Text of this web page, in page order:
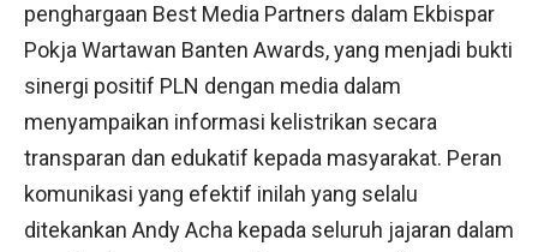
penghargaan Best Media Partners dalam Ekbispar
Pokja Wartawan Banten Awards, yang menjadi bukti
sinergi positif PLN dengan media dalam
menyampaikan informasi kelistrikan secara
transparan dan edukatif kepada masyarakat. Peran
komunikasi yang efektif inilah yang selalu
ditekankan Andy Acha kepada seluruh jajaran dalam